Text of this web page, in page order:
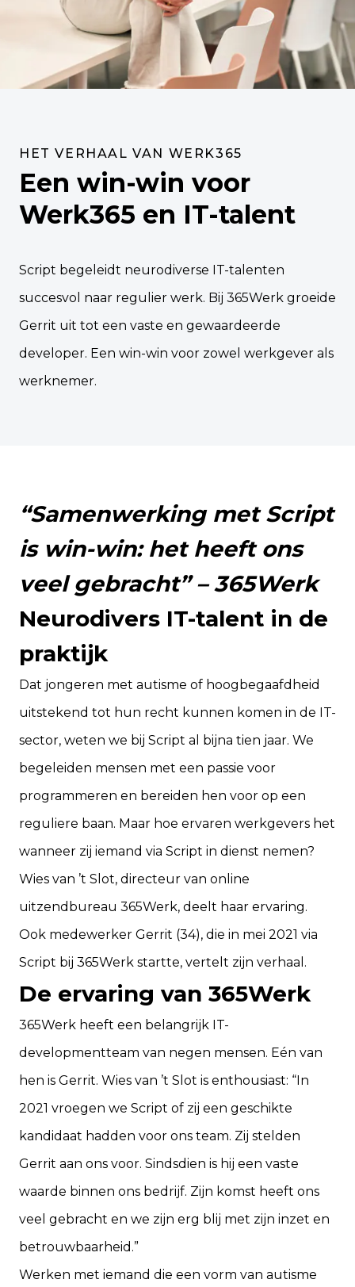
HET VERHAAL VAN WERK365
Een win-win voor
Werk365 en IT-talent
Script begeleidt neurodiverse IT-talenten
succesvol naar regulier werk. Bij 365Werk groeide
Gerrit uit tot een vaste en gewaardeerde
developer. Een win-win voor zowel werkgever als
werknemer.
“Samenwerking met Script
is win-win: het heeft ons
veel gebracht” – 365Werk
Neurodivers IT-talent in de
praktijk
Dat jongeren met autisme of hoogbegaafdheid
uitstekend tot hun recht kunnen komen in de IT-
sector, weten we bij Script al bijna tien jaar. We
begeleiden mensen met een passie voor
programmeren en bereiden hen voor op een
reguliere baan. Maar hoe ervaren werkgevers het
wanneer zij iemand via Script in dienst nemen?
Wies van ’t Slot, directeur van online
uitzendbureau 365Werk, deelt haar ervaring.
Ook medewerker Gerrit (34), die in mei 2021 via
Script bij 365Werk startte, vertelt zijn verhaal.
De ervaring van 365Werk
365Werk heeft een belangrijk IT-
developmentteam van negen mensen. Eén van
hen is Gerrit. Wies van ’t Slot is enthousiast: “In
2021 vroegen we Script of zij een geschikte
kandidaat hadden voor ons team. Zij stelden
Gerrit aan ons voor. Sindsdien is hij een vaste
waarde binnen ons bedrijf. Zijn komst heeft ons
veel gebracht en we zijn erg blij met zijn inzet en
betrouwbaarheid.”
Werken met iemand die een vorm van autisme